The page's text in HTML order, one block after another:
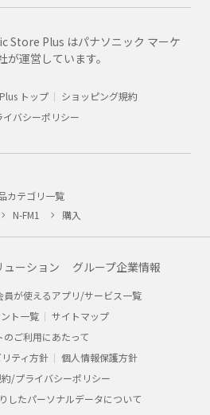
Store Plus はパナソニック マーケ
運営しています。
トップ
ショッピング規約
イバシーポリシー
カテゴリ一覧
N-FM1 購入
ーション グループ企業情報
員が使えるアプリ/サービス一覧
ト一覧
サイトマップ
のご利用にあたって
ティ方針
個人情報保護方針
/プライバシーポリシー
したパーソナルデータについて